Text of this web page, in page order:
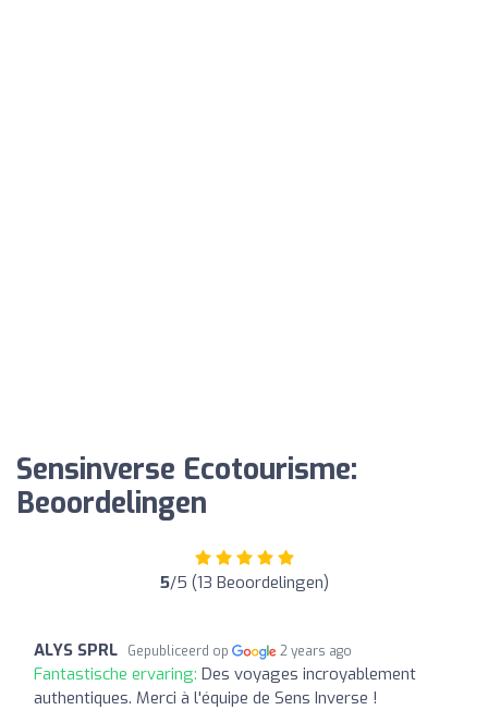
Sensinverse Ecotourisme:
Beoordelingen
5/5 (13 Beoordelingen)
ALYS SPRL Gepubliceerd op 2 years ago
Fantastische ervaring: Des voyages incroyablement
authentiques. Merci à l'équipe de Sens Inverse !